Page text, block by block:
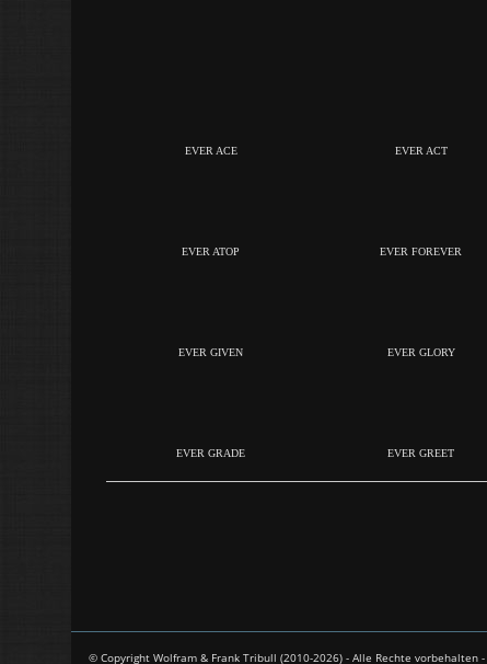
EVER ACE EVER ACT
EVER ATOP EVER FOREVER
EVER GIVEN EVER GLORY
EVER GRADE EVER GREET
© Copyright Wolfram & Frank Tribull (2010-2026) - Alle Rechte vorbehalten